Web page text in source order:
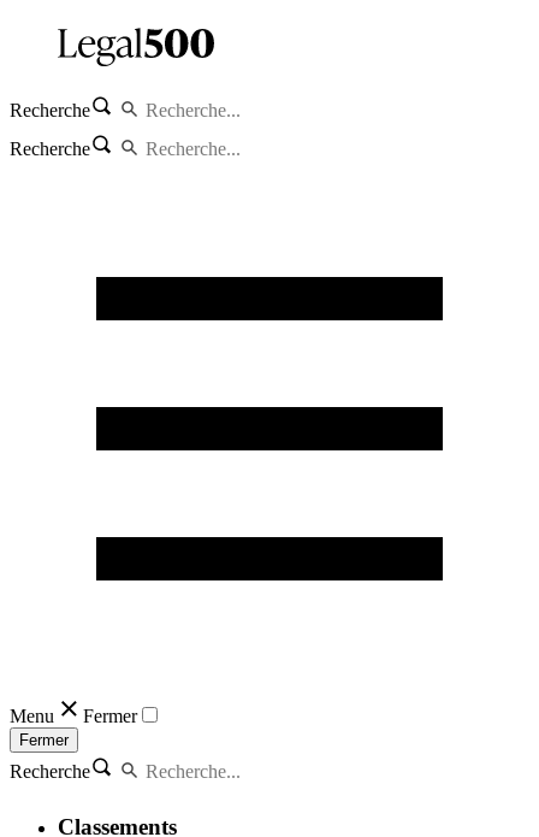
Recherche
Recherche
Menu Fermer
Fermer
Recherche
Classements